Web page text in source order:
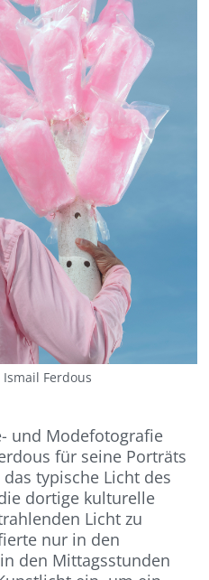
Ferdous
und Modefotografie
für seine Porträts
typische Licht des
dortige kulturelle
Licht zu
nur in den
den Mittagsstunden